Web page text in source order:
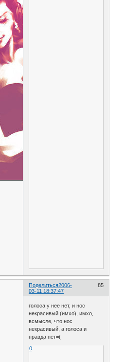
Поделиться 85
2006-
03-11 18:37:47
голоса у нее нет, и нос
некрасивый (имхо), имхо,
всмысле, что нос
некрасивый, а голоса и
правда нет=(
0